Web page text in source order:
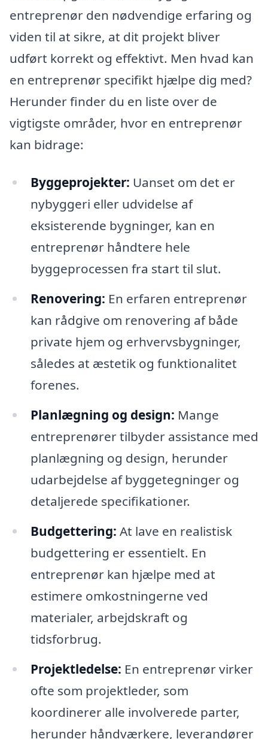
entreprenør den nødvendige erfaring og
viden til at sikre, at dit projekt bliver
udført korrekt og effektivt. Men hvad kan
en entreprenør specifikt hjælpe dig med?
Herunder finder du en liste over de
vigtigste områder, hvor en entreprenør
kan bidrage:
Byggeprojekter: Uanset om det er
nybyggeri eller udvidelse af
eksisterende bygninger, kan en
entreprenør håndtere hele
byggeprocessen fra start til slut.
Renovering: En erfaren entreprenør
kan rådgive om renovering af både
private hjem og erhvervsbygninger,
således at æstetik og funktionalitet
forenes.
Planlægning og design: Mange
entreprenører tilbyder assistance med
planlægning og design, herunder
udarbejdelse af byggetegninger og
detaljerede specifikationer.
Budgettering: At lave en realistisk
budgettering er essentielt. En
entreprenør kan hjælpe med at
estimere omkostningerne ved
materialer, arbejdskraft og
tidsforbrug.
Projektledelse: En entreprenør virker
ofte som projektleder, som
koordinerer alle involverede parter,
herunder håndværkere, leverandører